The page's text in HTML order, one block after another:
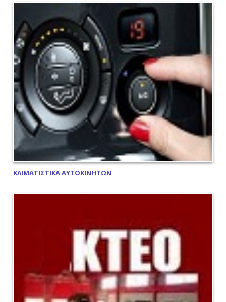
ΚΛΙΜΑΤΙΣΤΙΚΑ ΑΥΤΟΚΙΝΗΤΩΝ